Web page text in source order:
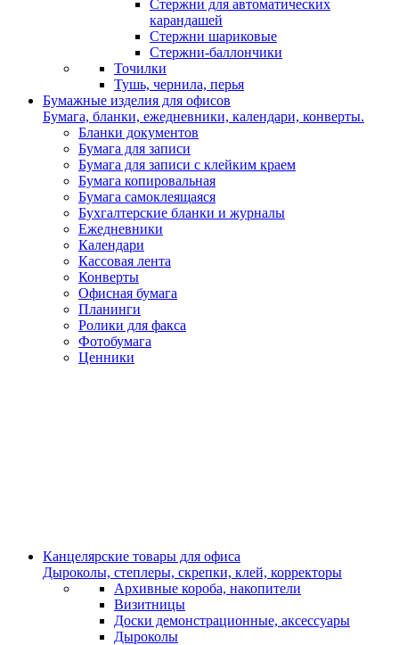
Стержни для автоматических
карандашей
Стержни шариковые
Стержни-баллончики
Точилки
Тушь, чернила, перья
Бумажные изделия для офисов
Бумага, бланки, ежедневники, календари, конверты.
Бланки документов
Бумага для записи
Бумага для записи с клейким краем
Бумага копировальная
Бумага самоклеящаяся
Бухгалтерские бланки и журналы
Ежедневники
Календари
Кассовая лента
Конверты
Офисная бумага
Планинги
Ролики для факса
Фотобумага
Ценники
Канцелярские товары для офиса
Дыроколы, степлеры, скрепки, клей, корректоры
Архивные короба, накопители
Визитницы
Доски демонстрационные, аксессуары
Дыроколы